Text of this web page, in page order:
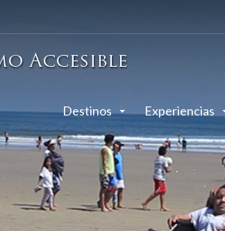
Destinos Experiencias